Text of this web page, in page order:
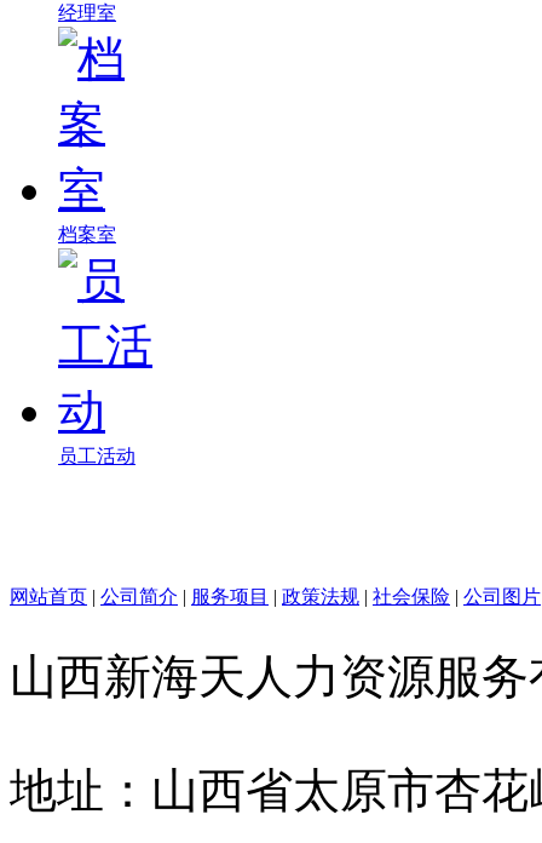
经理室
档案室
员工活动
网站首页 | 公司简介 | 服务项目 | 政策法规 | 社会保险 | 公司图片
山西新海天人力资源服
地址：山西省太原市杏